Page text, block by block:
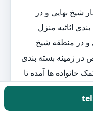
شیخ بهایی و در
اثاثیه منزل
و در منطقه شیخ
در زمینه بسته بندی
خانواده ها آمده تا
بندی اثاثیه
کار اسباب